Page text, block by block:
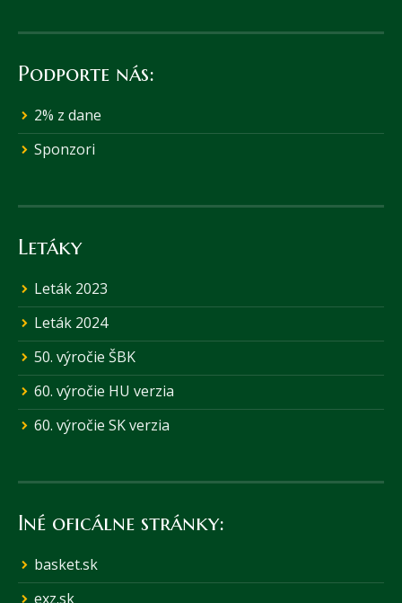
Podporte nás:
2% z dane
Sponzori
Letáky
Leták 2023
Leták 2024
50. výročie ŠBK
60. výročie HU verzia
60. výročie SK verzia
Iné oficálne stránky:
basket.sk
exz.sk